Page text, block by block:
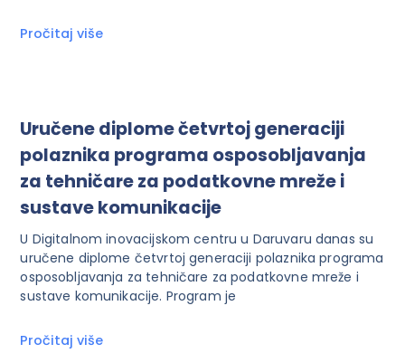
Pročitaj više
Uručene diplome četvrtoj generaciji
polaznika programa osposobljavanja
za tehničare za podatkovne mreže i
sustave komunikacije
U Digitalnom inovacijskom centru u Daruvaru danas su
uručene diplome četvrtoj generaciji polaznika programa
osposobljavanja za tehničare za podatkovne mreže i
sustave komunikacije. Program je
Pročitaj više